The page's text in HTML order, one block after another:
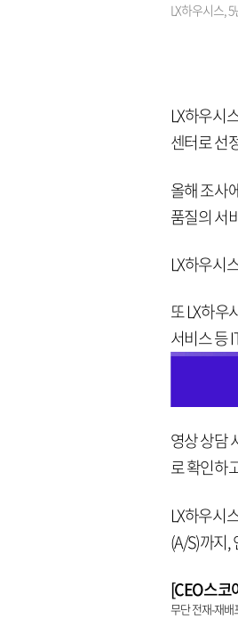
LX하우시스,
LX하우시
센터로 선
올해 조사
품질의 서
LX하우시
또 LX하우
서비스 등
영상 상담
로 확인하
LX하우시
(A/S)까지,
[CEO스
무단 전재-재배